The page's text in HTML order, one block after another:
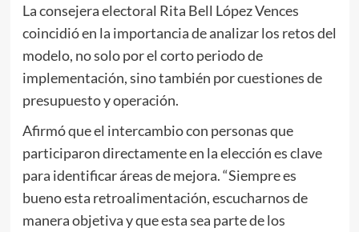
La consejera electoral Rita Bell López Vences
coincidió en la importancia de analizar los retos del
modelo, no solo por el corto periodo de
implementación, sino también por cuestiones de
presupuesto y operación.
Afirmó que el intercambio con personas que
participaron directamente en la elección es clave
para identificar áreas de mejora. “Siempre es
bueno esta retroalimentación, escucharnos de
manera objetiva y que esta sea parte de los